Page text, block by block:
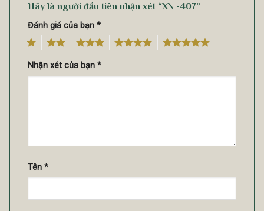
Hãy là người đầu tiên nhận xét “XN -407”
Đánh giá của bạn *
4 5
Nhận xét của bạn *
Tên *